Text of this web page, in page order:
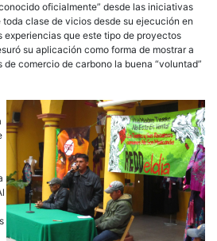
oficialmente” desde las iniciativas
clase de vicios desde su ejecución en
experiencias que este tipo de proyectos
su aplicación como forma de mostrar a
comercio de carbono la buena “voluntad”